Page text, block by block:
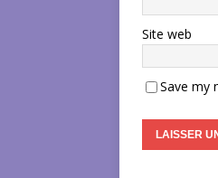
Site web
Save my